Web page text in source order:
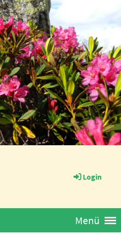
Login
Menü